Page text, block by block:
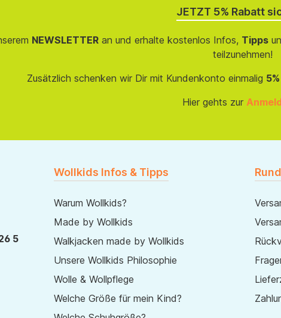
JETZT 5% Rabatt
NEWSLETTERan und erhalte kostenlos Infos, Tipps
teilzunehmen!
Zusätzlich schenken wir Dir mit Kundenkonto einmalig
Hier gehts zur
5
Wollkids Infos & Tipps
Warum Wollkids?
Made by Wollkids
Walkjacken made by Wollkids
Unsere Wollkids Philosophie
Wolle & Wollpflege
Welche Größe für mein Kind?